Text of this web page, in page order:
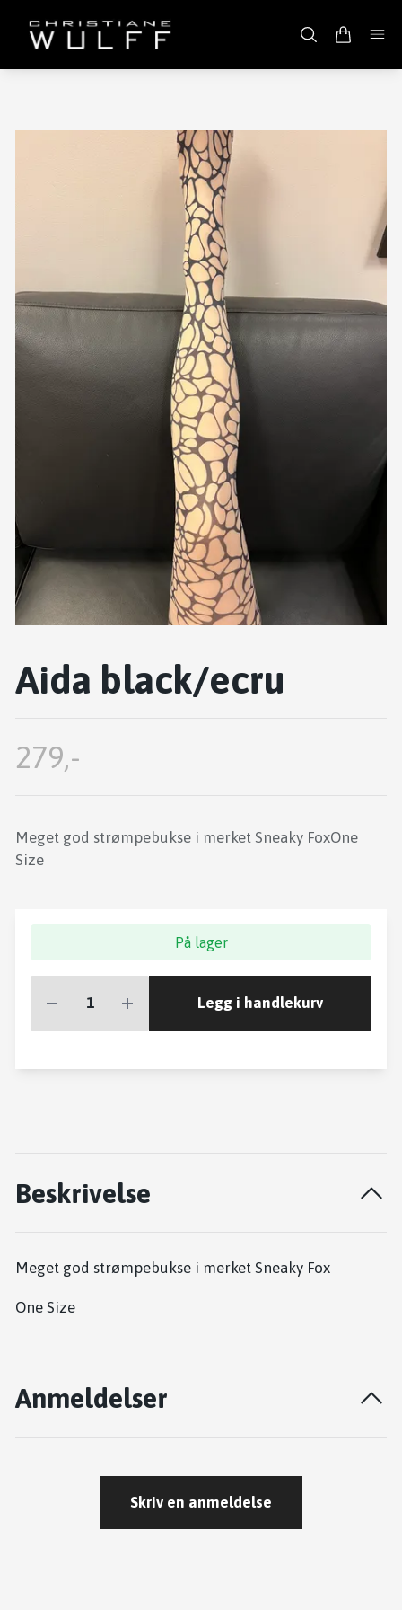
Aida black/ecru
279,-
Meget god strømpebukse i merket Sneaky FoxOne
Size
På lager
Legg i handlekurv
Beskrivelse
Meget god strømpebukse i merket Sneaky Fox
One Size
Anmeldelser
Skriv en anmeldelse